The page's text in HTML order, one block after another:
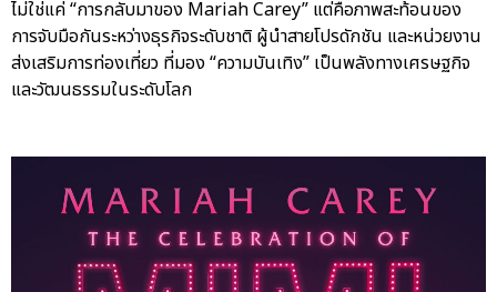
ไม่ใช่แค่ “การกลับมาของ Mariah Carey” แต่คือภาพสะท้อนของ
การจับมือกันระหว่างธุรกิจระดับชาติ ผู้นำสายโปรดักชัน และหน่วยงาน
ส่งเสริมการท่องเที่ยว ที่มอง “ความบันเทิง” เป็นพลังทางเศรษฐกิจ
และวัฒนธรรมในระดับโลก